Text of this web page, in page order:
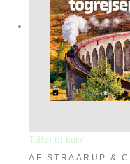
Tilføj til kurv
AF STRAARUP &